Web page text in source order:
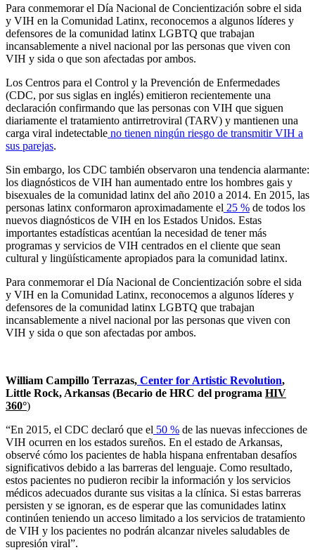
Para conmemorar el Día Nacional de Concientización sobre el sida
y VIH en la Comunidad Latinx, reconocemos a algunos líderes y
defensores de la comunidad latinx LGBTQ que trabajan
incansablemente a nivel nacional por las personas que viven con
VIH y sida o que son afectadas por ambos.
Los Centros para el Control y la Prevención de Enfermedades
(CDC, por sus siglas en inglés) emitieron recientemente una
declaración confirmando que las personas con VIH que siguen
diariamente el tratamiento antirretroviral (TARV) y mantienen una
carga viral indetectable no tienen ningún riesgo de transmitir VIH a
sus parejas.
Sin embargo, los CDC también observaron una tendencia alarmante:
los diagnósticos de VIH han aumentado entre los hombres gais y
bisexuales de la comunidad latinx del año 2010 a 2014. En 2015, las
personas latinx conformaron aproximadamente el 25 % de todos los
nuevos diagnósticos de VIH en los Estados Unidos. Estas
importantes estadísticas acentúan la necesidad de tener más
programas y servicios de VIH centrados en el cliente que sean
cultural y lingüísticamente apropiados para la comunidad latinx.
Para conmemorar el Día Nacional de Concientización sobre el sida
y VIH en la Comunidad Latinx, reconocemos a algunos líderes y
defensores de la comunidad latinx LGBTQ que trabajan
incansablemente a nivel nacional por las personas que viven con
VIH y sida o que son afectadas por ambos.
William Campillo Terrazas, Center for Artistic Revolution,
Little Rock, Arkansas (Becario de HRC del programa HIV
360°)
“En 2015, el CDC declaró que el 50 % de las nuevas infecciones de
VIH ocurren en los estados sureños. En el estado de Arkansas,
observé cómo los pacientes de habla hispana enfrentaban desafíos
significativos debido a las barreras del lenguaje. Como resultado,
estos pacientes no pudieron recibir la información y los servicios
médicos adecuados durante sus visitas a la clínica. Si estas barreras
persisten y se ignoran, es de esperar que las comunidades latinx
continúen teniendo un acceso limitado a los servicios de tratamiento
de VIH y los pacientes no podrán alcanzar niveles saludables de
supresión viral”.